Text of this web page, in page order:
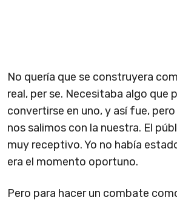
No quería que se construyera
real, per se. Necesitaba algo que
convertirse en uno, y así fue,
nos salimos con la nuestra. El
muy receptivo. Yo no había
era el momento oportuno.
Pero para hacer un combate